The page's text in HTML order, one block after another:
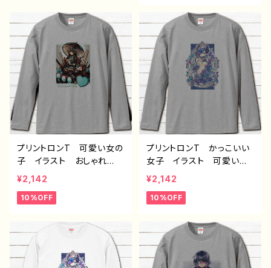
性的 人気 イラストレー
ター クリエイター 絵
師 オリジナル デザイ
ン グッズ 白 長袖Tシャ
ツ ロングtシャツ ロンT
シャツ タイトル：COLOR
S：Snow Rabbit 作：水無
月りい
め 個性的 人気 イラス
トレーター クリエイター
絵師 オリジナル デザイ
ン グッズ 白 長袖Tシャ
ツ ロングTシャツ タイト
ル：【月蝕ざっか店】Choco
mint*Holic 作：白夜ゆ
う G-6
プリントロンT 可愛い女の
子 イラスト おしゃれ
服 グレー チョコミント
スイーツ 少女 ゴスロ
リ クラロリ かわいい k
おすすめ 個性的 人気
イラストレーター クリエイ
ター 絵師 オリジナル
デザイン グッズ 長袖Tシ
¥2,142
10%OFF
プリントロンT かっこいい
女子 イラスト 可愛い女
の子 グレー 女性 セク
シー ゴシック ファンタジ
ー 綺麗 エモい おすす
トレーター クリエイター
絵師 オリジナル デザイ
ン グッズ 長袖Tシャツ
ロングTシャツ タイトル：
¥2,142
10%OFF